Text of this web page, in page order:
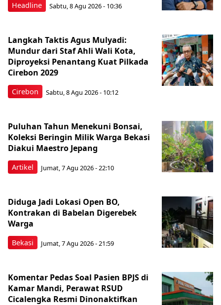
Headline Sabtu, 8 Agu 2026 - 10:36
Cirebon
Langkah Taktis Agus Mulyadi:
Mundur dari Staf Ahli Wali Kota,
Diproyeksi Penantang Kuat Pilkada
Cirebon 2029
Sabtu, 8 Agu 2026 - 10:12
Artikel
Puluhan Tahun Menekuni Bonsai,
Koleksi Beringin Milik Warga Bekasi
Diakui Maestro Jepang
Jumat, 7 Agu 2026 - 22:10
Bekasi
Diduga Jadi Lokasi Open BO,
Kontrakan di Babelan Digerebek
Warga
Jumat, 7 Agu 2026 - 21:59
Komentar Pedas Soal Pasien BPJS di
Kamar Mandi, Perawat RSUD
Cicalengka Resmi Dinonaktifkan